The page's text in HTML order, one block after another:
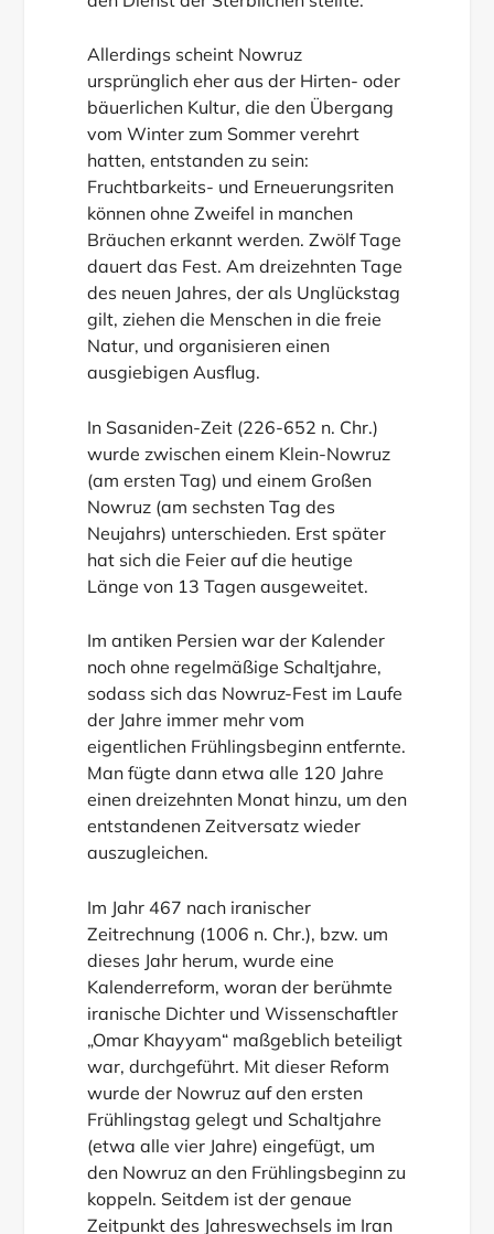
Allerdings scheint Nowruz
ursprünglich eher aus der Hirten- oder
bäuerlichen Kultur, die den Übergang
vom Winter zum Sommer verehrt
hatten, entstanden zu sein:
Fruchtbarkeits- und Erneuerungsriten
können ohne Zweifel in manchen
Bräuchen erkannt werden. Zwölf Tage
dauert das Fest. Am dreizehnten Tage
des neuen Jahres, der als Unglückstag
gilt, ziehen die Menschen in die freie
Natur, und organisieren einen
ausgiebigen Ausflug.
In Sasaniden-Zeit (226-652 n. Chr.)
wurde zwischen einem Klein-Nowruz
(am ersten Tag) und einem Großen
Nowruz (am sechsten Tag des
Neujahrs) unterschieden. Erst später
hat sich die Feier auf die heutige
Länge von 13 Tagen ausgeweitet.
Im antiken Persien war der Kalender
noch ohne regelmäßige Schaltjahre,
sodass sich das Nowruz-Fest im Laufe
der Jahre immer mehr vom
eigentlichen Frühlingsbeginn entfernte.
Man fügte dann etwa alle 120 Jahre
einen dreizehnten Monat hinzu, um den
entstandenen Zeitversatz wieder
auszugleichen.
Im Jahr 467 nach iranischer
Zeitrechnung (1006 n. Chr.), bzw. um
dieses Jahr herum, wurde eine
Kalenderreform, woran der berühmte
iranische Dichter und Wissenschaftler
„Omar Khayyam“ maßgeblich beteiligt
war, durchgeführt. Mit dieser Reform
wurde der Nowruz auf den ersten
Frühlingstag gelegt und Schaltjahre
(etwa alle vier Jahre) eingefügt, um
den Nowruz an den Frühlingsbeginn zu
koppeln. Seitdem ist der genaue
Zeitpunkt des Jahreswechsels im Iran